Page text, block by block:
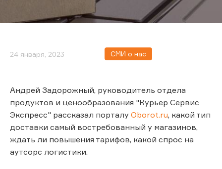
24 января, 2023 СМИ о нас
Андрей Задорожный, руководитель отдела
продуктов и ценообразования "Курьер Сервис
Экспресс" рассказал порталу Oborot.ru, какой тип
доставки самый востребованный у магазинов,
ждать ли повышения тарифов, какой спрос на
аутсорс логистики.